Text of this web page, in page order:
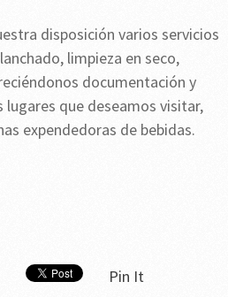
disposición varios servicios
limpieza en seco,
documentación y
que deseamos visitar,
expendedoras de bebidas.
Pin It